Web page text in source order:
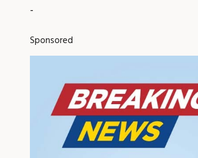
-
Sponsored